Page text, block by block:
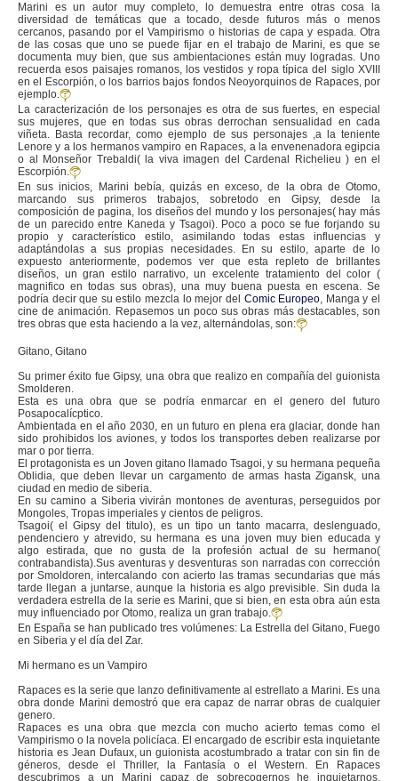
Marini es un autor muy completo, lo demuestra entre otras cosa la
diversidad de temáticas que a tocado, desde futuros más o menos
cercanos, pasando por el Vampirismo o historias de capa y espada. Otra
de las cosas que uno se puede fijar en el trabajo de Marini, es que se
documenta muy bien, que sus ambientaciones están muy logradas. Uno
recuerda esos paisajes romanos, los vestidos y ropa típica del siglo XVIII
en el Escorpión, o los barrios bajos fondos Neoyorquinos de Rapaces, por
ejemplo.
La caracterización de los personajes es otra de sus fuertes, en especial
sus mujeres, que en todas sus obras derrochan sensualidad en cada
viñeta. Basta recordar, como ejemplo de sus personajes ,a la teniente
Lenore y a los hermanos vampiro en Rapaces, a la envenenadora egipcia
o al Monseñor Trebaldi( la viva imagen del Cardenal Richelieu ) en el
Escorpión.
En sus inicios, Marini bebía, quizás en exceso, de la obra de Otomo,
marcando sus primeros trabajos, sobretodo en Gipsy, desde la
composición de pagina, los diseños del mundo y los personajes( hay más
de un parecido entre Kaneda y Tsagoi). Poco a poco se fue forjando su
propio y característico estilo, asimilando todas estas influencias y
adaptándolas a sus propias necesidades. En su estilo, aparte de lo
expuesto anteriormente, podemos ver que esta repleto de brillantes
diseños, un gran estilo narrativo, un excelente tratamiento del color (
magnifico en todas sus obras), una muy buena puesta en escena. Se
podría decir que su estilo mezcla lo mejor del Comic Europeo, Manga y el
cine de animación. Repasemos un poco sus obras más destacables, son
tres obras que esta haciendo a la vez, alternándolas, son:
Gitano, Gitano
Su primer éxito fue Gipsy, una obra que realizo en compañía del guionista
Smolderen.
Esta es una obra que se podría enmarcar en el genero del futuro
Posapocalícptico.
Ambientada en el año 2030, en un futuro en plena era glaciar, donde han
sido prohibidos los aviones, y todos los transportes deben realizarse por
mar o por tierra.
El protagonista es un Joven gitano llamado Tsagoi, y su hermana pequeña
Oblidia, que deben llevar un cargamento de armas hasta Zigansk, una
ciudad en medio de siberia.
En su camino a Siberia vivirán montones de aventuras, perseguidos por
Mongoles, Tropas imperiales y cientos de peligros.
Tsagoi( el Gipsy del titulo), es un tipo un tanto macarra, deslenguado,
pendenciero y atrevido, su hermana es una joven muy bien educada y
algo estirada, que no gusta de la profesión actual de su hermano(
contrabandista).Sus aventuras y desventuras son narradas con corrección
por Smoldoren, intercalando con acierto las tramas secundarias que más
tarde llegan a juntarse, aunque la historia es algo previsible. Sin duda la
verdadera estrella de la serie es Marini, que si bien, en esta obra aún esta
muy influenciado por Otomo, realiza un gran trabajo.
En España se han publicado tres volúmenes: La Estrella del Gitano, Fuego
en Siberia y el día del Zar.
Mi hermano es un Vampiro
Rapaces es la serie que lanzo definitivamente al estrellato a Marini. Es una
obra donde Marini demostró que era capaz de narrar obras de cualquier
genero.
Rapaces es una obra que mezcla con mucho acierto temas como el
Vampirismo o la novela policíaca. El encargado de escribir esta inquietante
historia es Jean Dufaux, un guionista acostumbrado a tratar con sin fin de
géneros, desde el Thriller, la Fantasía o el Western. En Rapaces
descubrimos a un Marini capaz de sobrecogernos he inquietarnos,